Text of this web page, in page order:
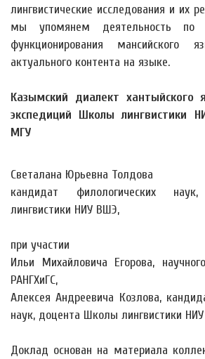
лингвистические исследования и их
мы упомянем деятельность по
функционирования мансийского
актуального контента на языке.
Казымский диалект хантыйского
экспедиций Школы лингвистики
МГУ
Светалана Юрьевна Толдова
кандидат филологических
лингвистики НИУ ВШЭ,
при участии
Ильи Михайловича Егорова,
РАНГХиГС,
Алексея Андреевича Козлова,
наук, доцента Школы лингвистики
Доклад основан на материала